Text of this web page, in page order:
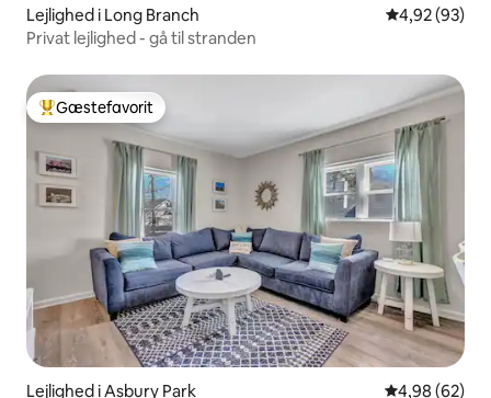
Lejlighed i Long Branch 4,92 ud af 5 i
4,92 (93)
Privat lejlighed - gå til stranden
Bedste gæstefavorit
Gæstefavorit
Lejlighed i Asbury Park 4,98 ud af 5 i
4,98 (62)